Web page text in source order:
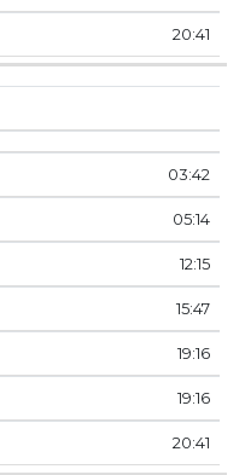
20:41
03:42
05:14
12:15
15:47
19:16
19:16
20:41